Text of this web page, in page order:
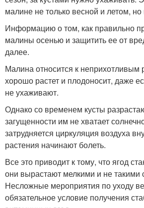
малине не только весной и летом,
Информацию о том, как правильно
малины осенью и защитить ее от
далее.
Малина относится к неприхотливым
хорошо растет и плодоносит, даже
не ухаживают.
Однако со временем кусты
загущенности им не хватает
затрудняется циркуляция воздуха
растения начинают болеть.
Все это приводит к тому, что ягод
они вырастают мелкими и не такими
Несложные мероприятия по уходу
обязательное условие получения